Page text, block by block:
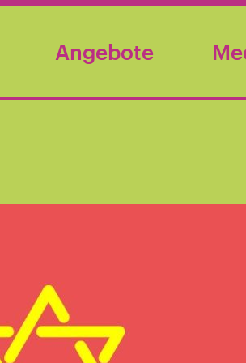
Angebote